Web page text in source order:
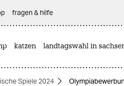
fragen & hilfe
katzen landtagswahl in
Spiele 2024